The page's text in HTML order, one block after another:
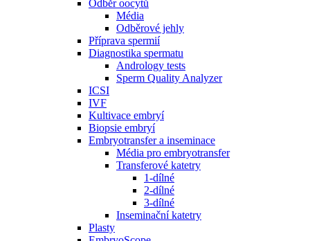
Odběr oocytů
Média
Odběrové jehly
Příprava spermií
Diagnostika spermatu
Andrology tests
Sperm Quality Analyzer
ICSI
IVF
Kultivace embryí
Biopsie embryí
Embryotransfer a inseminace
Média pro embryotransfer
Transferové katetry
1-dílné
2-dílné
3-dílné
Inseminační katetry
Plasty